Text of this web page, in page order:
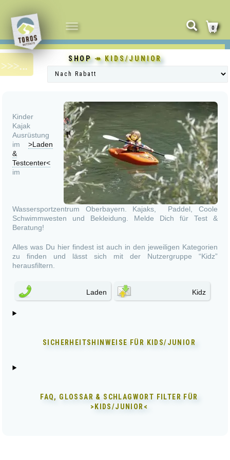
NAVIGATION
UMSCHALTEN
0
SHOP↠ KIDS/JUNIOR
Kinder
Kajak
Ausrüstung
im >Laden
&
Testcenter<
im
Wassersportzentrum Oberbayern. Kajaks, Paddel, Coole
Schwimmwesten und Bekleidung. Melde Dich für Test &
Beratung!
Alles was Du hier findest ist auch in den jeweiligen Kategorien
zu finden und lässt sich mit der Nutzergruppe “Kidz”
herausfiltern.
Laden Kidz
SICHERHEITSHINWEISE FÜR KIDS/JUNIOR
FAQ, GLOSSAR & SCHLAGWORT FILTER FÜR
>KIDS/JUNIOR<